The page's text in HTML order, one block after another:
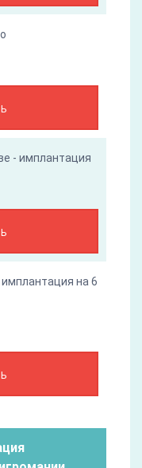
- имплантация
на 6